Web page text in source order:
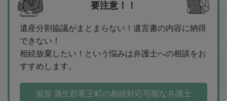
要注意！！
遺産分割協議がまとまらない！遺言書の内容に納得
できない！
相続放棄したい！という悩みは弁護士への相談をお
すすめします。
滋賀 蒲生郡竜王町の相続対応可能な弁護士